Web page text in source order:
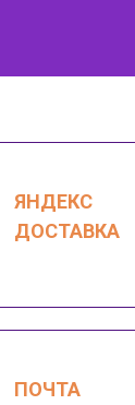
ЯНДЕКС
ДОСТАВКА
ПОЧТА